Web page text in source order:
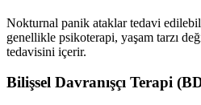
Nokturnal panik ataklar tedavi
genellikle psikoterapi, yaşam tarzı
tedavisini içerir.
Bilişsel Davranışçı Terapi